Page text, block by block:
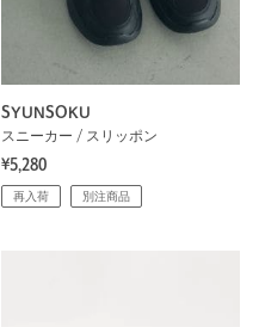
SYUNSOKU
スニーカー / スリッポン
¥5,280
再入荷 別注商品